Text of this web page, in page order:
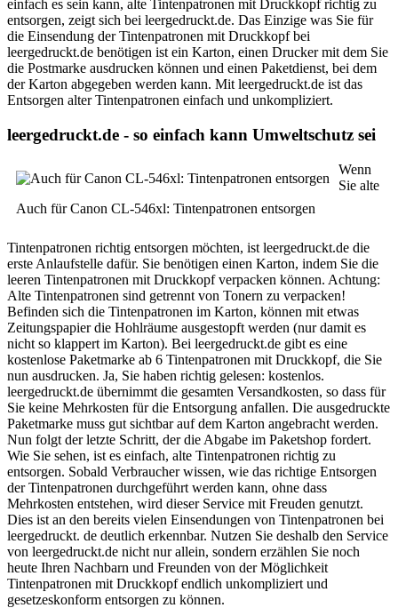
einfach es sein kann, alte Tintenpatronen mit Druckkopf richtig zu
entsorgen, zeigt sich bei leergedruckt.de. Das Einzige was Sie für
die Einsendung der Tintenpatronen mit Druckkopf bei
leergedruckt.de benötigen ist ein Karton, einen Drucker mit dem Sie
die Postmarke ausdrucken können und einen Paketdienst, bei dem
der Karton abgegeben werden kann. Mit leergedruckt.de ist das
Entsorgen alter Tintenpatronen einfach und unkompliziert.
leergedruckt.de - so einfach kann Umweltschutz sei
Auch für Canon CL-546xl: Tintenpatronen entsorgen
Wenn
Sie alte
Tintenpatronen richtig entsorgen möchten, ist leergedruckt.de die
erste Anlaufstelle dafür. Sie benötigen einen Karton, indem Sie die
leeren Tintenpatronen mit Druckkopf verpacken können. Achtung:
Alte Tintenpatronen sind getrennt von Tonern zu verpacken!
Befinden sich die Tintenpatronen im Karton, können mit etwas
Zeitungspapier die Hohlräume ausgestopft werden (nur damit es
nicht so klappert im Karton). Bei leergedruckt.de gibt es eine
kostenlose Paketmarke ab 6 Tintenpatronen mit Druckkopf, die Sie
nun ausdrucken. Ja, Sie haben richtig gelesen: kostenlos.
leergedruckt.de übernimmt die gesamten Versandkosten, so dass für
Sie keine Mehrkosten für die Entsorgung anfallen. Die ausgedruckte
Paketmarke muss gut sichtbar auf dem Karton angebracht werden.
Nun folgt der letzte Schritt, der die Abgabe im Paketshop fordert.
Wie Sie sehen, ist es einfach, alte Tintenpatronen richtig zu
entsorgen. Sobald Verbraucher wissen, wie das richtige Entsorgen
der Tintenpatronen durchgeführt werden kann, ohne dass
Mehrkosten entstehen, wird dieser Service mit Freuden genutzt.
Dies ist an den bereits vielen Einsendungen von Tintenpatronen bei
leergedruckt. de deutlich erkennbar. Nutzen Sie deshalb den Service
von leergedruckt.de nicht nur allein, sondern erzählen Sie noch
heute Ihren Nachbarn und Freunden von der Möglichkeit
Tintenpatronen mit Druckkopf endlich unkompliziert und
gesetzeskonform entsorgen zu können.